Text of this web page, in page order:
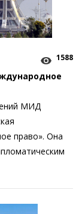
1588
МИД
право». Она